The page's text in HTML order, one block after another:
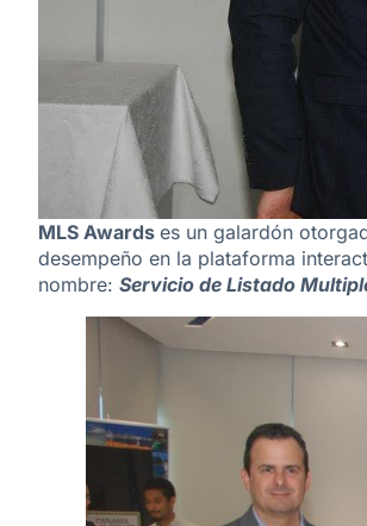
MLS Awards es un galardón
desempeño en la plataforma
nombre: Servicio de Listado